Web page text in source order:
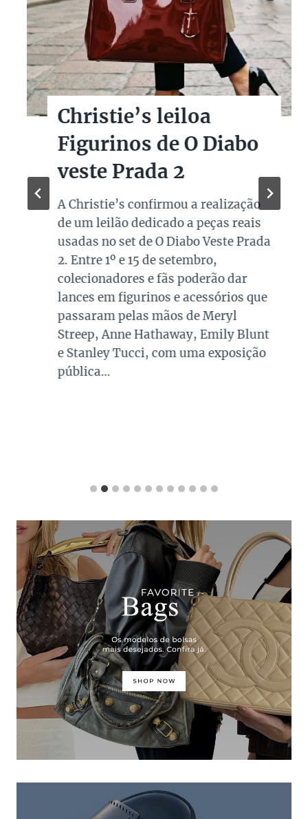
Christie’s leiloa
Figurinos de O Diabo
veste Prada 2
A Christie’s confirmou a realização
de um leilão dedicado a peças reais
usadas no set de O Diabo Veste Prada
2. Entre 1º e 15 de setembro,
colecionadores e fãs poderão dar
lances em figurinos e acessórios que
passaram pelas mãos de Meryl
Streep, Anne Hathaway, Emily Blunt
e Stanley Tucci, com uma exposição
pública…